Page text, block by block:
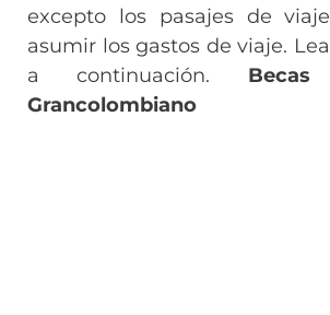
excepto los pasajes de
asumir los gastos de viaje.
a continuación. Becas
Grancolombiano